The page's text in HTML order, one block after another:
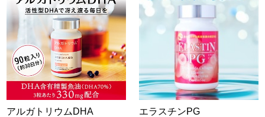
アルガトリウムDHA
エラスチンPG